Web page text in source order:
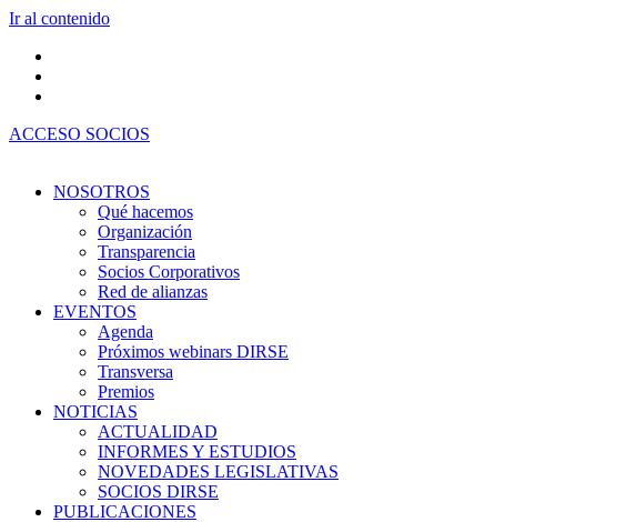
Ir al contenido
ACCESO SOCIOS
NOSOTROS
Qué hacemos
Organización
Transparencia
Socios Corporativos
Red de alianzas
EVENTOS
Agenda
Próximos webinars DIRSE
Transversa
Premios
NOTICIAS
ACTUALIDAD
INFORMES Y ESTUDIOS
NOVEDADES LEGISLATIVAS
SOCIOS DIRSE
PUBLICACIONES